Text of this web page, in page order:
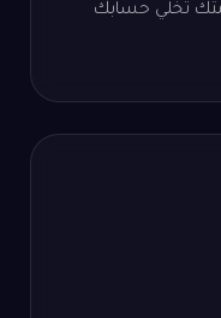
تخلي حسابك